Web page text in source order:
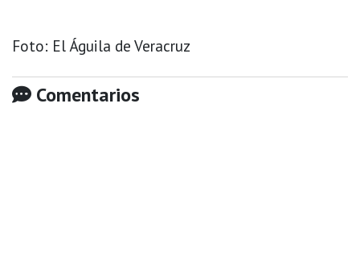
Foto: El Águila de Veracruz
Comentarios